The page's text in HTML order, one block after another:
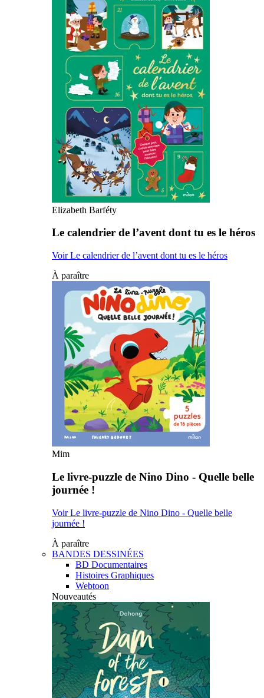
Elizabeth Barféty
Le calendrier de l’avent dont tu es le héros
Voir Le calendrier de l’avent dont tu es le héros
À paraître
Mim
Le livre-puzzle de Nino Dino - Quelle belle
journée !
Voir Le livre-puzzle de Nino Dino - Quelle belle
journée !
À paraître
BANDES DESSINÉES
BD Documentaires
Histoires Graphiques
Webtoon
Nouveautés